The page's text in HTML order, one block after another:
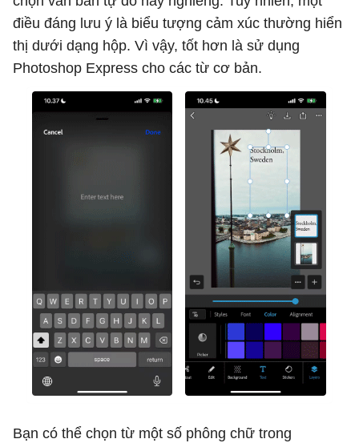
điều đáng lưu ý là biểu tượng cảm xúc thường hiển
thị dưới dạng hộp. Vì vậy, tốt hơn là sử dụng
Photoshop Express cho các từ cơ bản.
Bạn có thể chọn từ một số phông chữ trong